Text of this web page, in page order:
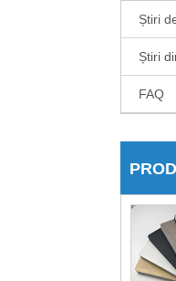
Știri
Știri
FAQ